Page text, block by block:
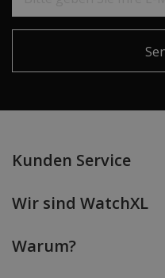
Kunden Service
Wir sind WatchXL
Warum?